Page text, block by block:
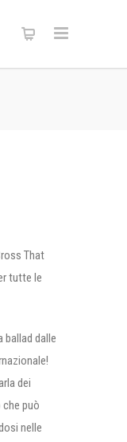
That
tutte le
ballad dalle
dei
può
nelle